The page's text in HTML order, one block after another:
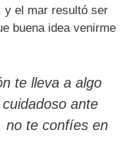
y el mar resultó ser
buena idea venirme
te lleva a algo
ante
no te confíes en